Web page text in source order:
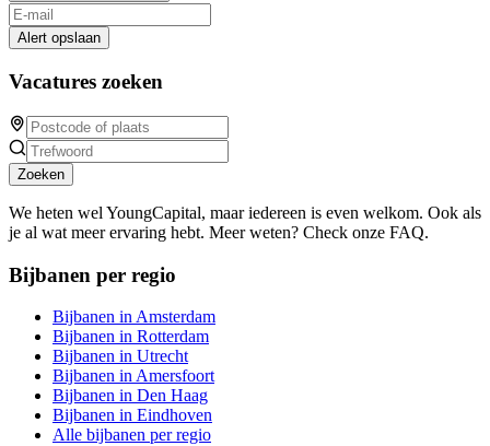
Alert opslaan
Vacatures zoeken
Zoeken
We heten wel YoungCapital, maar iedereen is even welkom. Ook als
je al wat meer ervaring hebt. Meer weten? Check onze FAQ.
Bijbanen per regio
Bijbanen in Amsterdam
Bijbanen in Rotterdam
Bijbanen in Utrecht
Bijbanen in Amersfoort
Bijbanen in Den Haag
Bijbanen in Eindhoven
Alle bijbanen per regio